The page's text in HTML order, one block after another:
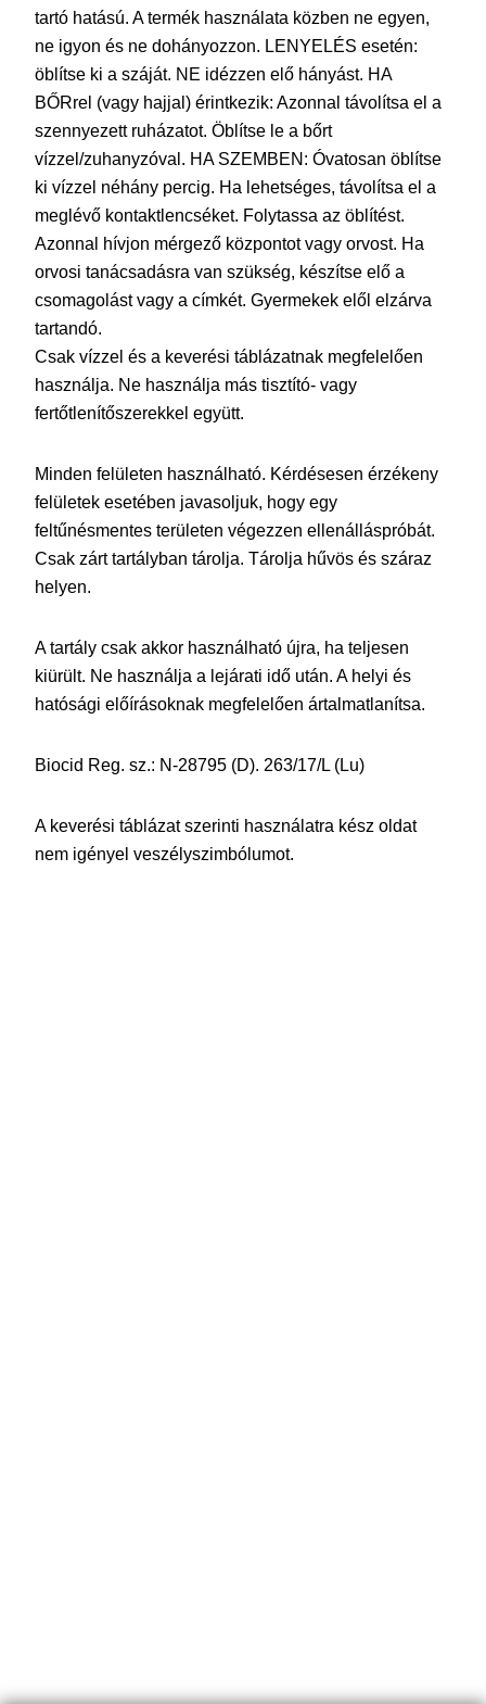
tartó hatású. A termék használata közben ne egyen,
ne igyon és ne dohányozzon. LENYELÉS esetén:
öblítse ki a száját. NE idézzen elő hányást. HA
BŐRrel (vagy hajjal) érintkezik: Azonnal távolítsa el a
szennyezett ruházatot. Öblítse le a bőrt
vízzel/zuhanyzóval. HA SZEMBEN: Óvatosan öblítse
ki vízzel néhány percig. Ha lehetséges, távolítsa el a
meglévő kontaktlencséket. Folytassa az öblítést.
Azonnal hívjon mérgező központot vagy orvost. Ha
orvosi tanácsadásra van szükség, készítse elő a
csomagolást vagy a címkét. Gyermekek elől elzárva
tartandó.
Csak vízzel és a keverési táblázatnak megfelelően
használja. Ne használja más tisztító- vagy
fertőtlenítőszerekkel együtt.
Minden felületen használható. Kérdésesen érzékeny
felületek esetében javasoljuk, hogy egy
feltűnésmentes területen végezzen ellenálláspróbát.
Csak zárt tartályban tárolja. Tárolja hűvös és száraz
helyen.
A tartály csak akkor használható újra, ha teljesen
kiürült. Ne használja a lejárati idő után. A helyi és
hatósági előírásoknak megfelelően ártalmatlanítsa.
Biocid Reg. sz.: N-28795 (D). 263/17/L (Lu)
A keverési táblázat szerinti használatra kész oldat
nem igényel veszélyszimbólumot.